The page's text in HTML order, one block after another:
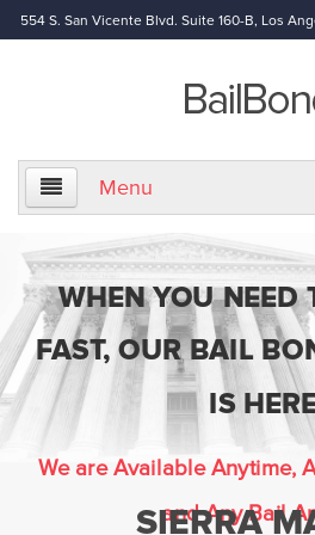
554 S. San Vicente Blvd. Suite 160-B, Los
Menu
Home
About Us
Information
Bail Bond Reference
Frequently Asked
WHEN YOU NEED
FAST, OUR BAIL
IS
We are Available Anytime,
and Any Bail
SIERRA